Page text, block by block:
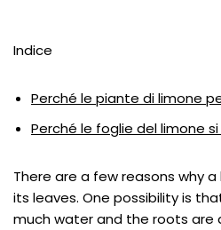
Indice
Perché le piante di limone
Perché le foglie del limone
There are a few reasons why
its leaves. One possibility is
much water and the roots are